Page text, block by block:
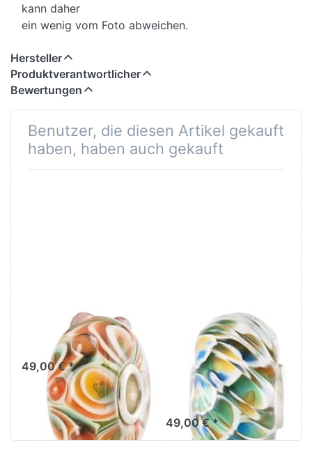
kann daher
ein wenig vom Foto abweichen.
Hersteller
Produktverantwortlicher
Bewertungen
Benutzer, die diesen Artikel gekauft
haben, haben auch gekauft
Saat der Zukunft
TGLBE-20402
49,00 € *
Geheimnis der
Meerjungfrau
TGLBE-20437
People’s
Uniques 2024
49,00 € *